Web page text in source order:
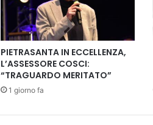
e
r
l
e
f
c
i
PIETRASANTA IN ECCELLENZA,
L’ASSESSORE COSCI:
“TRAGUARDO MERITATO”
1 giorno fa